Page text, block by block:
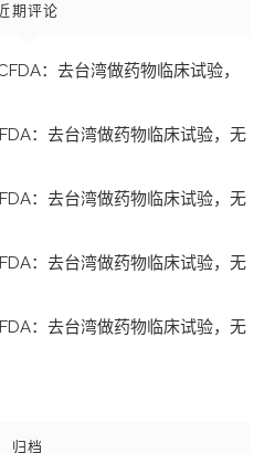
期评论
：去台湾做药物临床试验，
：去台湾做药物临床试验，无
：去台湾做药物临床试验，无
：去台湾做药物临床试验，无
：去台湾做药物临床试验，无
归档